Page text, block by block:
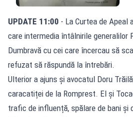
UPDATE 11:00 - La Curtea de Apeal
care intermedia întâlnirile generalilor
Dumbravă cu cei care încercau să
refuzat să răspundă la întrebări.
Ulterior a ajuns și avocatul Doru
caracatiței de la Romprest. El și
trafic de influență, spălare de bani și